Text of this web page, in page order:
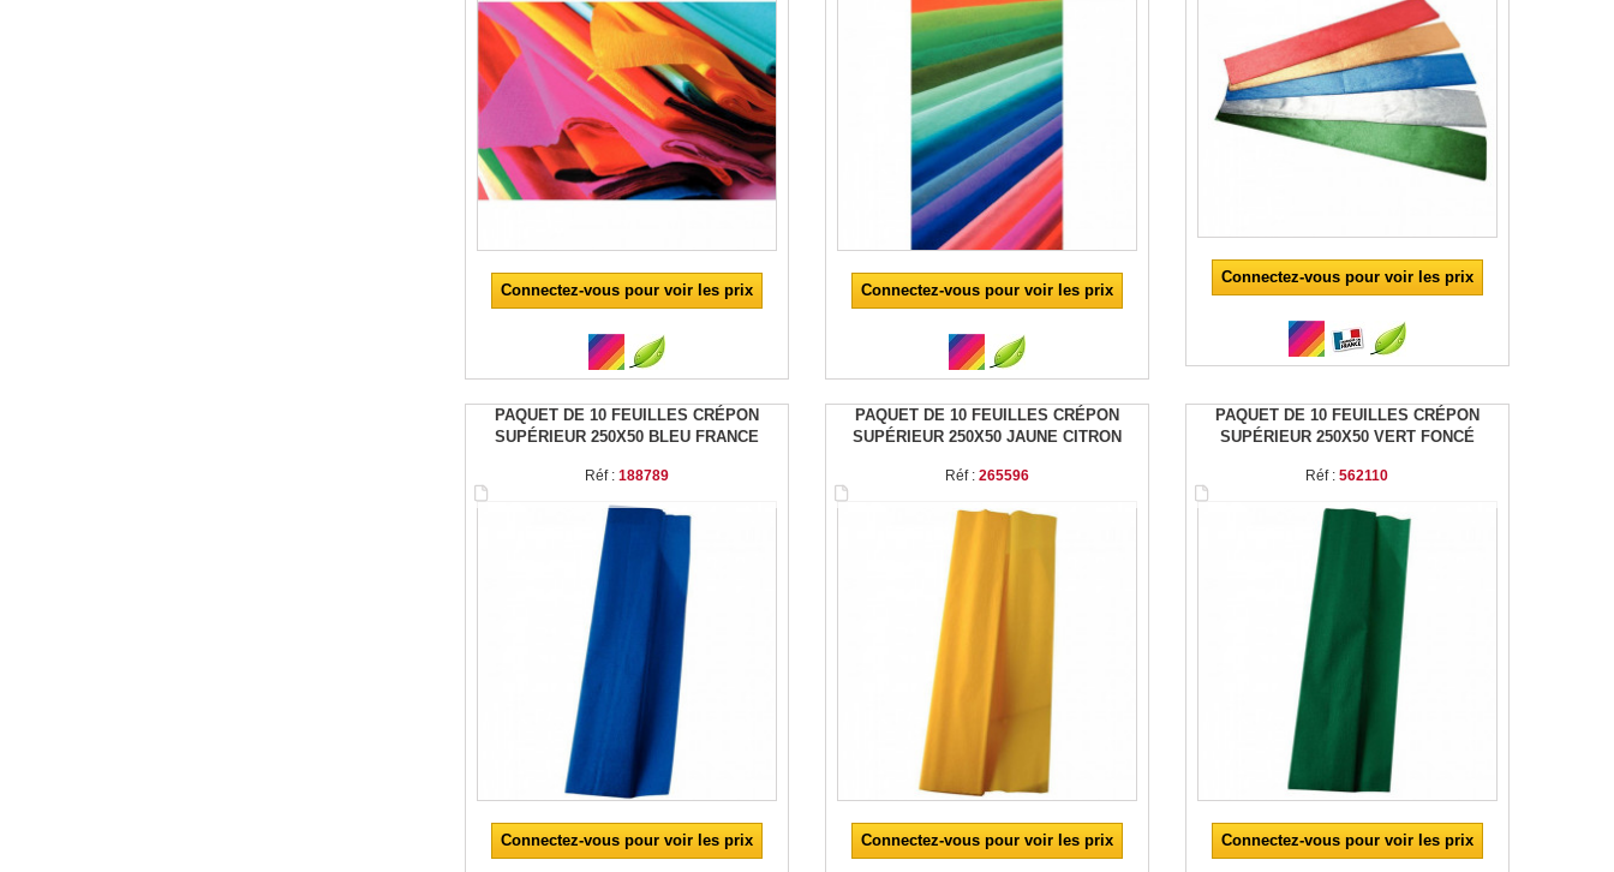
Connectez-vous pour voir les prix Connectez-vous pour voir les prix
Connectez-vous pour voir les prix
PAQUET DE 10 FEUILLES CRÉPON
SUPÉRIEUR 250X50 BLEU FRANCE
Réf : 188789
Connectez-vous pour voir les prix
PAQUET DE 10 FEUILLES CRÉPON
SUPÉRIEUR 250X50 JAUNE CITRON
Réf : 265596
Connectez-vous pour voir les prix
PAQUET DE 10 FEUILLES CRÉPON
SUPÉRIEUR 250X50 VERT FONCÉ
Réf :562110
Connectez-vous pour voir les prix